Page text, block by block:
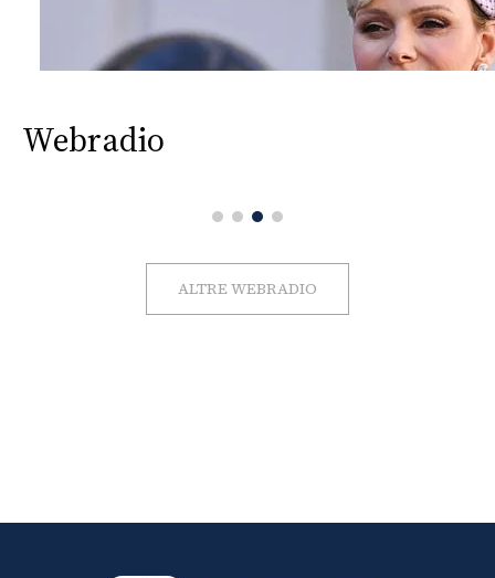
Webradio
ALTRE WEBRADIO